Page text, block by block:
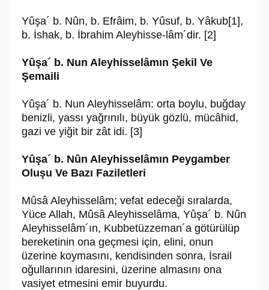
Yûşa´ b. Nûn, b. Efrâim, b. Yûsuf, b. Yâkub[1],
b. İshak, b. İbrahim Aleyhisse-lâm´dir. [2]
Yûşa´ b. Nun Aleyhisselâmın Şekil Ve
Şemaili
Yûşa´ b. Nun Aleyhisselâm: orta boylu, buğday
benizli, yassı yağrınılı, büyük gözlü, mücâhid,
gazi ve yiğit bir zât idi. [3]
Yûşa´ b. Nûn Aleyhisselâmın Peygamber
Oluşu Ve Bazı Faziletleri
Mûsâ Aleyhisselâm; vefat edeceği sıralarda,
Yüce Allah, Mûsâ Aleyhisselâma, Yûşa´ b. Nûn
Aleyhisselâm´ın, Kubbetüzzeman´a götürülüp
bereketinin ona geç­mesi için, elini, onun
üzerine koymasını, kendisinden sonra, İsrail
oğullarının ida­resini, üzerine almasını ona
vasiyet etmesini emir buyurdu.